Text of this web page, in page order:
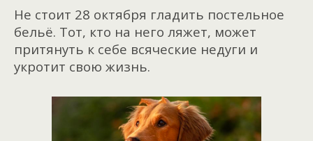
Не стоит 28 октября гладить постельное
бельё. Тот, кто на него ляжет, может
притянуть к себе всяческие недуги и
укротит свою жизнь.